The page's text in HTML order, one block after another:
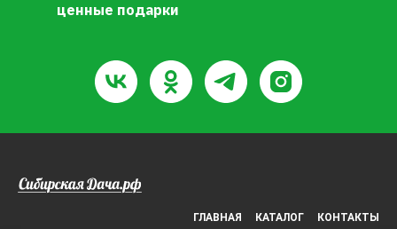
ценные подарки
ГЛАВНАЯ КАТАЛОГ КОНТАКТЫ